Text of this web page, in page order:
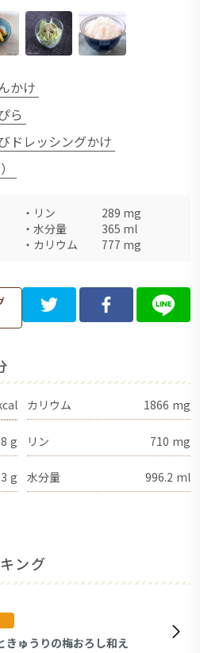
かけ
ら
ドレッシングかけ
・ リン 289 mg
・ 水分量 365 ml
・ カリウム 777 mg
カリウム 1866 mg
g リン 710 mg
g 水分量 996.2 ml
ング
きゅうりの梅おろし和え